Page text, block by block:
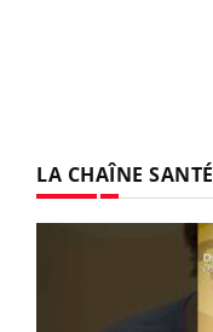
LA CHAÎNE SANTÉ